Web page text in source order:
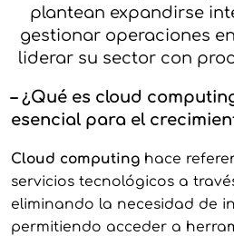
plantean expandirse
gestionar operaciones
liderar su sector con
– ¿Qué es cloud
esencial para el
Cloud computinghace
servicios tecnológicos a
eliminando la necesidad de
permitiendo acceder a